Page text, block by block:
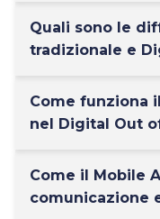
Quali sono le
tradizionale e
Come funziona
nel Digital Out
Come il Mobile
comunicazione